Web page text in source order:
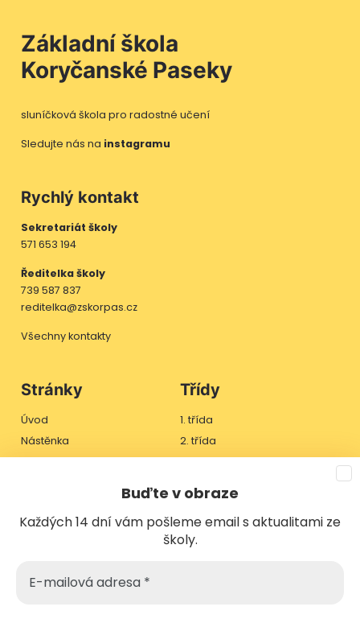
Buďte v obraze
Každých 14 dní vám pošleme email s aktualitami ze
školy.
mailová
Základní škola
Koryčanské Paseky
sluníčková škola pro radostné učení
Sledujte nás na instagramu
Stránky
Úvod
Nástěnka
Třídy
Školská rada
Třídy
1. třída
2. třída
3. třída
Rychlý kontakt
Sekretariát školy
571 653 194
Ředitelka školy
739 587 837
reditelka@zskorpas.cz
Všechny kontakty